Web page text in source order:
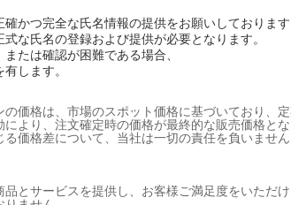
かつ完全な氏名情報の提供をお願いしております
な氏名の登録および提供が必要となります。
たは確認が困難である場合、
します。
価格は、市場のスポット価格に基づいており、
より、注文確定時の価格が最終的な販売価格とな
価格差について、当社は一切の責任を負いません
品とサービスを提供し、お客様ご満足度をいただ